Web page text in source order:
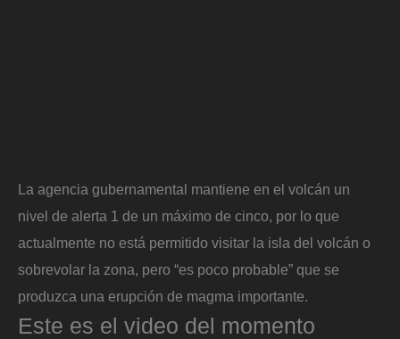
La agencia gubernamental mantiene en el volcán un
nivel de alerta 1 de un máximo de cinco, por lo que
actualmente no está permitido visitar la isla del volcán o
sobrevolar la zona, pero “es poco probable” que se
produzca una erupción de magma importante.
Este es el video del momento